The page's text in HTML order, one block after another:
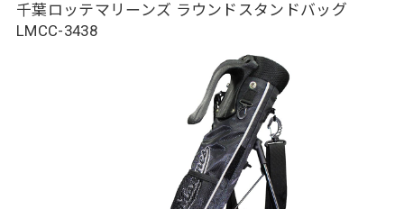
千葉ロッテマリーンズ ラウンドスタンドバッグ
LMCC-3438